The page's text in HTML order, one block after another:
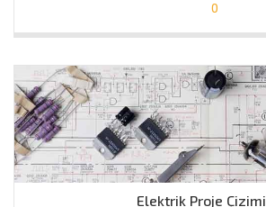
0
Elektrik Proje Çizimi